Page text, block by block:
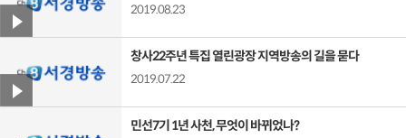
2019.08.23
창사22주년 특집 열린광장 지역방송의 길을 묻다
2019.07.22
민선7기 1년 사천, 무엇이 바뀌었나?